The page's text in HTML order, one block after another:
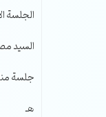
الجلسة
السيد
هـ